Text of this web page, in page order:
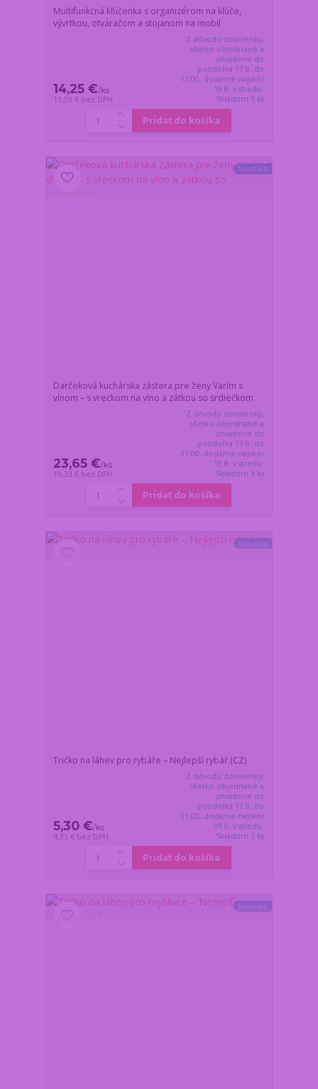
Multifunkčná kľúčenka s organizérom na kľúče,
vývrtkou, otváračom a stojanom na mobil
14,25 €/ks
11,59 € bez DPH
Z dôvodu dovolenky,
všetko objednané a
uhradené do
pondelka 17.8. do
11:00, dodáme najskôr
19.8. v stredu.
Skladom 3 ks
Pridať do košíka
Novinka
Darčeková kuchárska zástera pre ženy Varím s
vínom – s vreckom na víno a zátkou so srdiečkom
23,65 €/ks
19,23 € bez DPH
Z dôvodu dovolenky,
všetko objednané a
uhradené do
pondelka 17.8. do
11:00, dodáme najskôr
19.8. v stredu.
Skladom 3 ks
Pridať do košíka
Novinka
Tričko na láhev pro rybáře – Nejlepší rybář (CZ)
5,30 €/ks
4,31 € bez DPH
Z dôvodu dovolenky,
všetko objednané a
uhradené do
pondelka 17.8. do
11:00, dodáme najskôr
19.8. v stredu.
Skladom 1 ks
Pridať do košíka
Novinka